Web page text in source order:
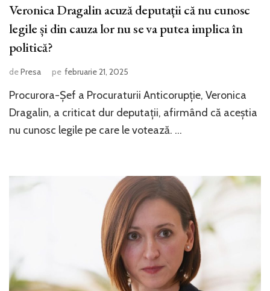
Veronica Dragalin acuză deputații că nu cunosc
legile și din cauza lor nu se va putea implica în
politică?
dePresa pe februarie 21, 2025
Procurora-Șef a Procuraturii Anticorupție, Veronica
Dragalin, a criticat dur deputații, afirmând că aceștia
nu cunosc legile pe care le votează. …